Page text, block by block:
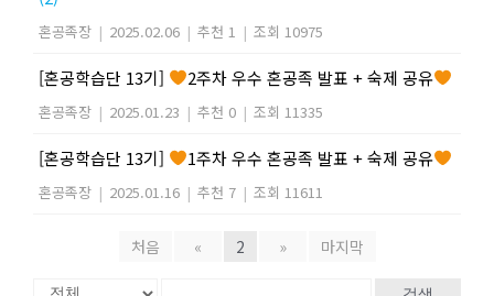
혼공족장 | 2025.02.06 | 추천 1 | 조회 10975
[혼공학습단 13기] 2주차 우수 혼공족 발표 + 숙제 공유
혼공족장 | 2025.01.23 | 추천 0 | 조회 11335
[혼공학습단 13기] 1주차 우수 혼공족 발표 + 숙제 공유
혼공족장 | 2025.01.16 | 추천 7 | 조회 11611
처음 « 2 » 마지막